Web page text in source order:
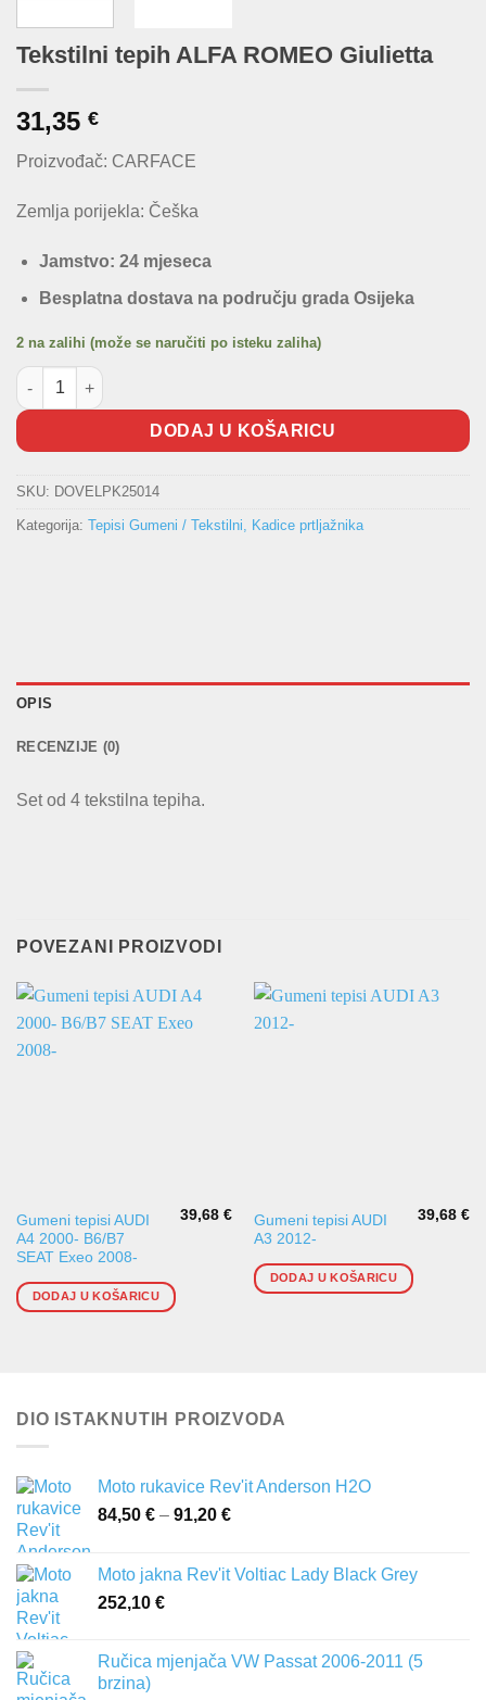
Tekstilni tepih ALFA ROMEO Giulietta
31,35 €
Proizvođač: CARFACE
Zemlja porijekla: Češka
Jamstvo: 24 mjeseca
Besplatna dostava na području grada Osijeka
2 na zalihi (može se naručiti po isteku zaliha)
Tekstilni tepih ALFA ROMEO Giulietta količina
DODAJ U KOŠARICU
SKU: DOVELPK25014
Kategorija: Tepisi Gumeni / Tekstilni, Kadice prtljažnika
OPIS
RECENZIJE (0)
Set od 4 tekstilna tepiha.
POVEZANI PROIZVODI
Gumeni tepisi AUDI
A4 2000- B6/B7
SEAT Exeo 2008-
39,68€
DODAJ U KOŠARICU
Gumeni tepisi AUDI
A3 2012-
39,68€
DODAJ U KOŠARICU
DIO ISTAKNUTIH PROIZVODA
Moto rukavice Rev'it Anderson H2O
84,50 € – 91,20 €
84,50 €
Moto jakna Rev'it Voltiac Lady Black Grey
252,10 €
Ručica mjenjača VW Passat 2006-2011 (5
brzina)